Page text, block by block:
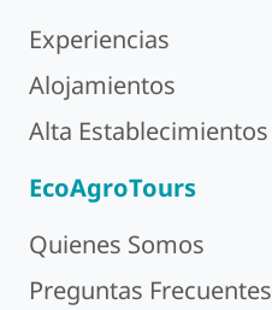
Experiencias
Alojamientos
Alta Establecimientos
EcoAgroTours
Quienes Somos
Preguntas Frecuentes